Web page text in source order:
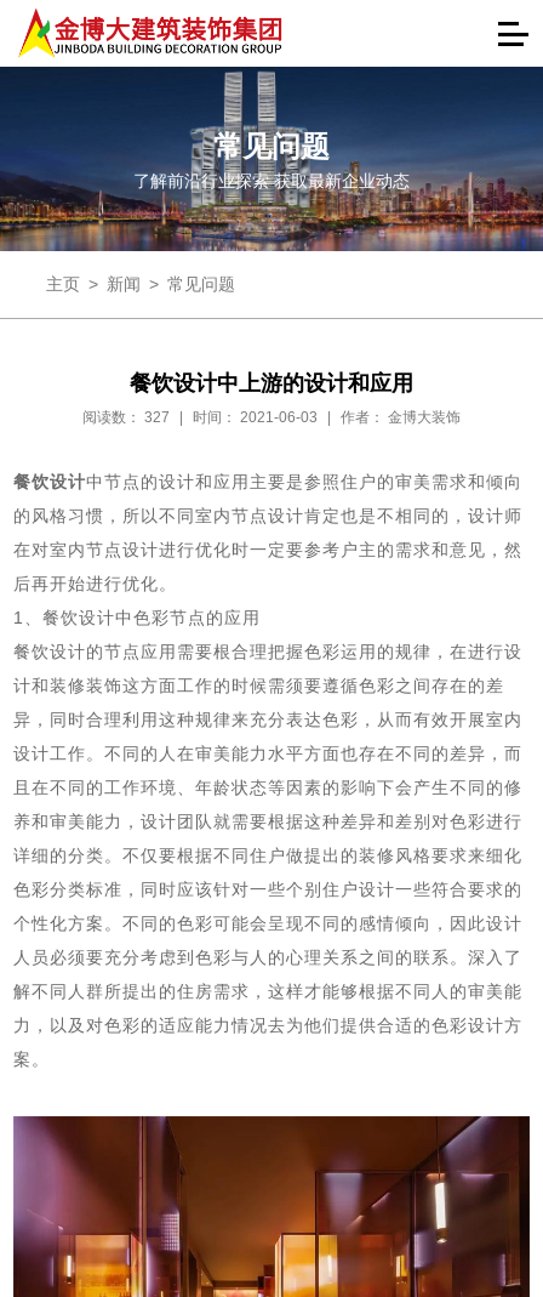
常见问题
了解前沿行业探索 获取最新企业动态
主页 > 新闻 > 常见问题
餐饮设计中上游的设计和应用
阅读数： 327 时间： 2021-06-03 作者： 金博大装饰
餐饮设计中节点的设计和应用主要是参照住户的审美需求和倾向
的风格习惯，所以不同室内节点设计肯定也是不相同的，设计师
在对室内节点设计进行优化时一定要参考户主的需求和意见，然
后再开始进行优化。
1、餐饮设计中色彩节点的应用
餐饮设计的节点应用需要根合理把握色彩运用的规律，在进行设
计和装修装饰这方面工作的时候需须要遵循色彩之间存在的差
异，同时合理利用这种规律来充分表达色彩，从而有效开展室内
设计工作。不同的人在审美能力水平方面也存在不同的差异，而
且在不同的工作环境、年龄状态等因素的影响下会产生不同的修
养和审美能力，设计团队就需要根据这种差异和差别对色彩进行
详细的分类。不仅要根据不同住户做提出的装修风格要求来细化
色彩分类标准，同时应该针对一些个别住户设计一些符合要求的
个性化方案。不同的色彩可能会呈现不同的感情倾向，因此设计
人员必须要充分考虑到色彩与人的心理关系之间的联系。深入了
解不同人群所提出的住房需求，这样才能够根据不同人的审美能
力，以及对色彩的适应能力情况去为他们提供合适的色彩设计方
案。